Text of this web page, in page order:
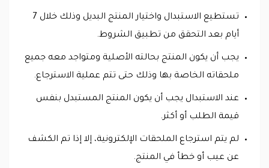
تستطيع الاستبدال واختيار المنتج البديل وذلك خلال 7
أيام بعد التحقق من تطبيق الشروط.
يجب أن يكون المنتج بحالته الأصلية ومتواجد معه جميع
ملحقاته الخاصة بها وذلك حتى تتم عملية الاسترجاع.
عند الاستبدال يجب أن يكون المنتج المستبدل بنفس
قيمة الطلب أو أكثر.
لم يتم استرجاع الملحقات الإلكترونية، إلا إذا تم الكشف
عن عيب أو خطأ في المنتج.